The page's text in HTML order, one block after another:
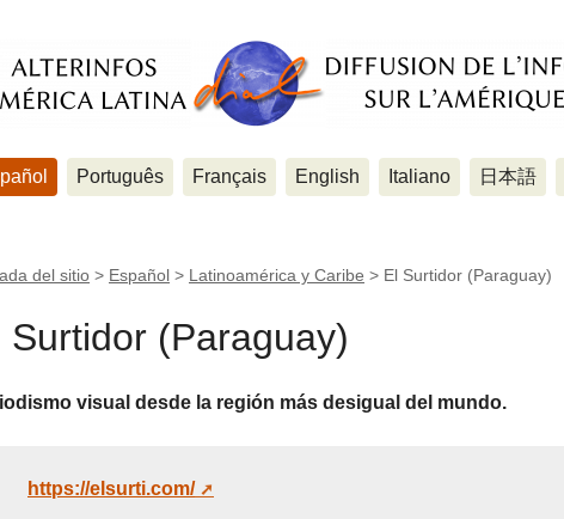
Português Français English Italiano 日本語
del sitio > Español > Latinoamérica y Caribe > El Surtidor (Paraguay)
Surtidor (Paraguay)
visual desde la región más desigual del mundo.
https://elsurti.com/